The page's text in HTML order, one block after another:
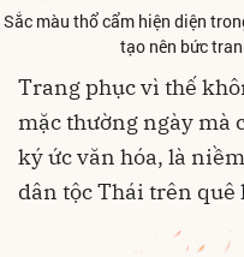
Sắc màu thổ cẩm hiện diện
tạo nên bức
Trang phục vì thế
mặc thường ngày mà
ký ức văn hóa, là
dân tộc Thái trên quê